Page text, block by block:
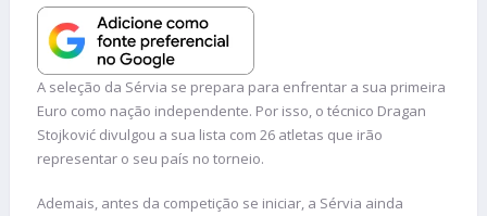
A seleção da Sérvia se prepara para enfrentar a sua primeira
Euro como nação independente. Por isso, o técnico Dragan
Stojković divulgou a sua lista com 26 atletas que irão
representar o seu país no torneio.
Ademais, antes da competição se iniciar, a Sérvia ainda